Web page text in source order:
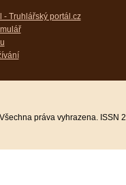
- Truhlářský portál.cz
práva vyhrazena.